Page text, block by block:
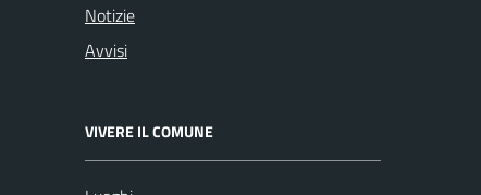
Notizie
Avvisi
VIVERE IL COMUNE